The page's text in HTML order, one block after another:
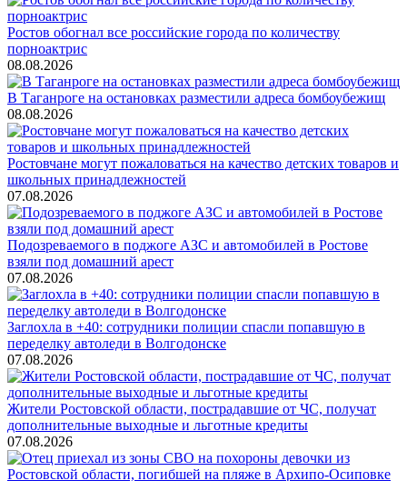
Ростов обогнал все российские города по количеству
порноактрис
08.08.2026
В Таганроге на остановках разместили адреса бомбоубежищ
08.08.2026
Ростовчане могут пожаловаться на качество детских товаров и
школьных принадлежностей
07.08.2026
Подозреваемого в поджоге АЗС и автомобилей в Ростове
взяли под домашний арест
07.08.2026
Заглохла в +40: сотрудники полиции спасли попавшую в
переделку автоледи в Волгодонске
07.08.2026
Жители Ростовской области, пострадавшие от ЧС, получат
дополнительные выходные и льготные кредиты
07.08.2026